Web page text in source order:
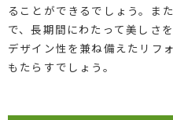
ることができるでしょう。ま
で、長期間にわたって美しさ
デザイン性を兼ね備えたリフ
もたらすでしょう。